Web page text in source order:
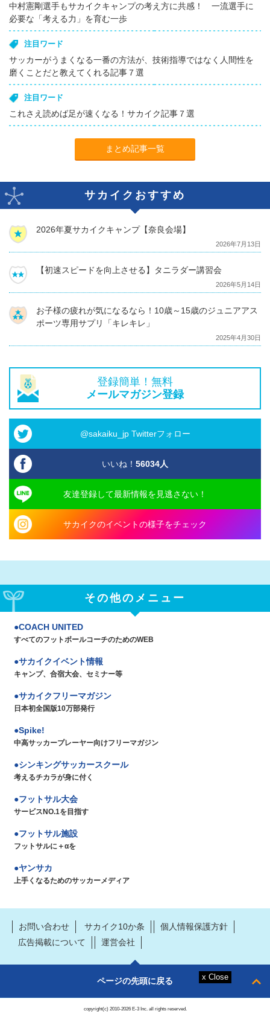
中村憲剛選手もサカイクキャンプの考え方に共感！ 一流選手に
必要な「考える力」を育む一歩
注目ワード
サッカーがうまくなる一番の方法が、技術指導ではなく人間性を
磨くことだと教えてくれる記事７選
注目ワード
これさえ読めば足が速くなる！サカイク記事７選
まとめ記事一覧
サカイクおすすめ
2026年夏サカイクキャンプ【奈良会場】
2026年7月13日
【初速スピードを向上させる】タニラダー講習会
2026年5月14日
お子様の疲れが気になるなら！10歳～15歳のジュニアアス
ポーツ専用サプリ「キレキレ」
2025年4月30日
登録簡単！無料
メールマガジン登録
@sakaiku_jp Twitterフォロー
いいね！ 56034人
友達登録して最新情報を見逃さない！
サカイクのイベントの様子をチェック
その他のメニュー
COACH UNITED
すべてのフットボールコーチのためのWEB
サカイクイベント情報
キャンプ、合宿大会、セミナー等
サカイクフリーマガジン
日本初全国版10万部発行
Spike!
中高サッカープレーヤー向けフリーマガジン
シンキングサッカースクール
考えるチカラが身に付く
フットサル大会
サービスNO.1を目指す
フットサル施設
フットサルに＋αを
ヤンサカ
上手くなるためのサッカーメディア
お問い合わせ サカイク10か条
個人情報保護方針
広告掲載について
運営会社
ページの先頭に戻る
copyright(c) 2010-2026 E-3 Inc. all rights reserved.